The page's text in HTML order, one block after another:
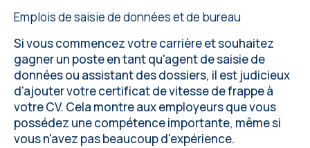
Emplois de saisie de données et de bureau
Si vous commencez votre carrière et souhaitez
gagner un poste en tant qu'agent de saisie de
données ou assistant des dossiers, il est judicieux
d'ajouter votre certificat de vitesse de frappe à
votre CV. Cela montre aux employeurs que vous
possédez une compétence importante, même si
vous n'avez pas beaucoup d'expérience.